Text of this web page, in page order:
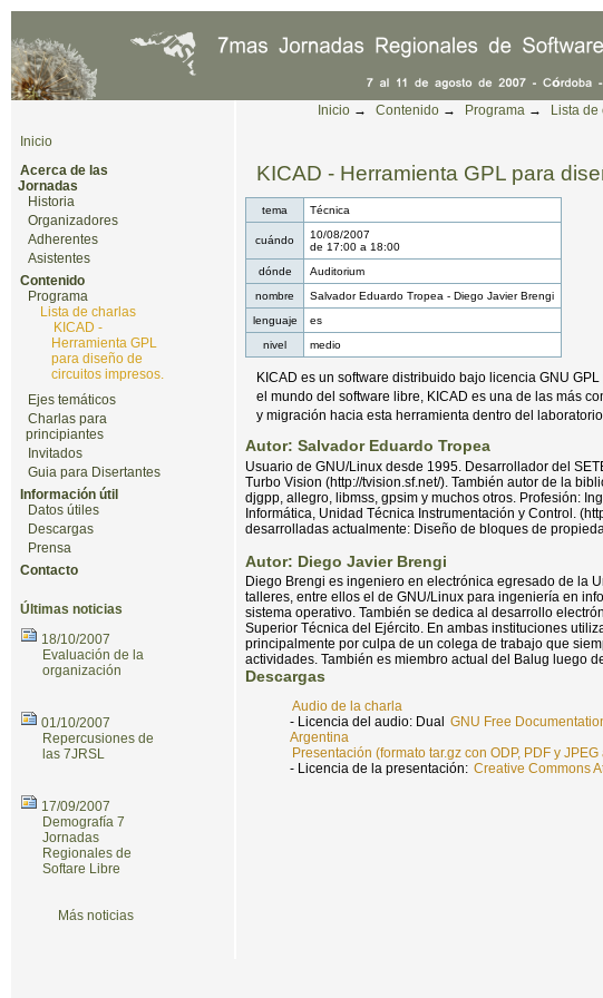
Cambiar a contenido.|Saltar a navegación
Herramientas Personales
Inicio → Contenido → Programa → Lista de
KICAD - Herramienta GPL para
tema Técnica
cuándo
10/08/2007
de 17:00a 18:00
dónde
Auditorium
nombre
Salvador Eduardo Tropea - Diego Javier Brengi
lenguaje
es
nivel
medio
KICAD es un software distribuido bajo licencia GNU
el mundo del software libre, KICAD es una de las más
y migración hacia esta herramienta dentro del
Autor: Salvador Eduardo Tropea
Usuario de GNU/Linux desde 1995. Desarrollador del
Turbo Vision (http://tvision.sf.net/). También autor de la
djgpp, allegro, libmss, gpsim y muchos otros. Profesión:
Informática, Unidad Técnica Instrumentación y Control.
desarrolladas actualmente: Diseño de bloques de
Autor: Diego Javier Brengi
Diego Brengi es ingeniero en electrónica egresado de la
talleres, entre ellos el de GNU/Linux para ingenierí­a en
sistema operativo. También se dedica al desarrollo
Superior Técnica del Ejército. En ambas instituciones
principalmente por culpa de un colega de trabajo que
actividades. También es miembro actual del Balug luego
Descargas
Audio de la charla
- Licencia del audio: Dual GNU Free
Argentina
Presentación (formato tar.gz con ODP, PDF y
- Licencia de la presentación: Creative Commons
Inicio
Acerca de las
Jornadas
Historia
Organizadores
Adherentes
Asistentes
Contenido
Programa
Lista de charlas
KICAD -
Herramienta GPL
para diseño de
circuitos impresos.
Ejes temáticos
Charlas para
principiantes
Invitados
Guia para Disertantes
Información útil
Datos útiles
Descargas
Prensa
Contacto
Últimas noticias
18/10/2007
Evaluación de la
organización
01/10/2007
Repercusiones de
las 7JRSL
17/09/2007
Demografía 7
Jornadas
Regionales de
Softare Libre
Más noticias